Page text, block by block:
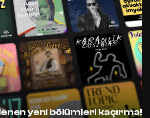
yeni bölümleri kaçırma!